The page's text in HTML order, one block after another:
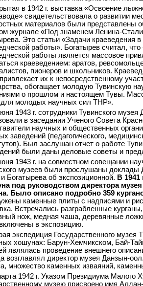
в 1942 г. выставка «Освоение
свидетельствовала о развитии
материалов были представлены
журнале «Под знаменем Ленина-
Это статьи «Задачи краеведения
работы». Богатырев считал,
работы является массовое
краеведением: аратов,
пионеров и школьников.
их к непосредственному
обогащает молодую Тувинскую
о прошлом и настоящем Тувы.
для молодых научных сил ТНР».
1943 г. сотрудники Тувинского
в заседании Ученого Совета
научных и общественных
заведений (педагогического,
Был заслушан отчет о работе
были даны деловые советы и
1943 г. на совместном совещании
музеев были прослушаны доклады
Богатырева об экспозиционной. В 1941
под руководством директора
Было описано подробно 359
каменные плиты с надписями и
Встречались разграбленные
нож, медная чаша, деревянные
в экспозицию.
экспедиция Государственного музея
хошунах: Барун-Хемчикском, Бай-
являлась проведение внешнего
возглавлял директор музея Данзын-
множество каменных изваяний,
1942 г. Указом Президиума Малого
музею присвоено имя